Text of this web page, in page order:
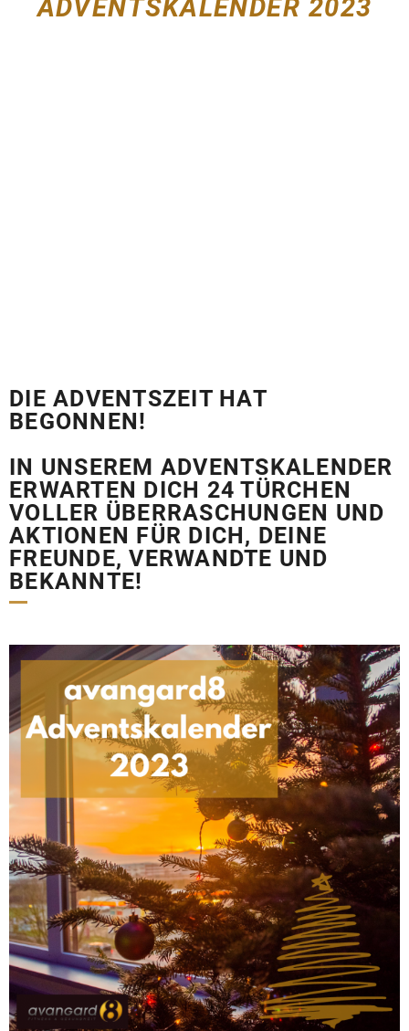
ADVENTSKALENDER 2023
DIE ADVENTSZEIT HAT
BEGONNEN!
IN UNSEREM ADVENTSKALENDER
ERWARTEN DICH 24 TÜRCHEN
VOLLER ÜBERRASCHUNGEN UND
AKTIONEN FÜR DICH, DEINE
FREUNDE, VERWANDTE UND
BEKANNTE!